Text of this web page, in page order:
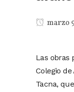
marzo
Las obras
Colegio
Tacna,